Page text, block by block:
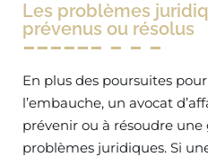
Les problèmes
prévenus ou résolus
En plus des poursuites
l’embauche, un avocat
prévenir ou à résoudre
problèmes juridiques. Si